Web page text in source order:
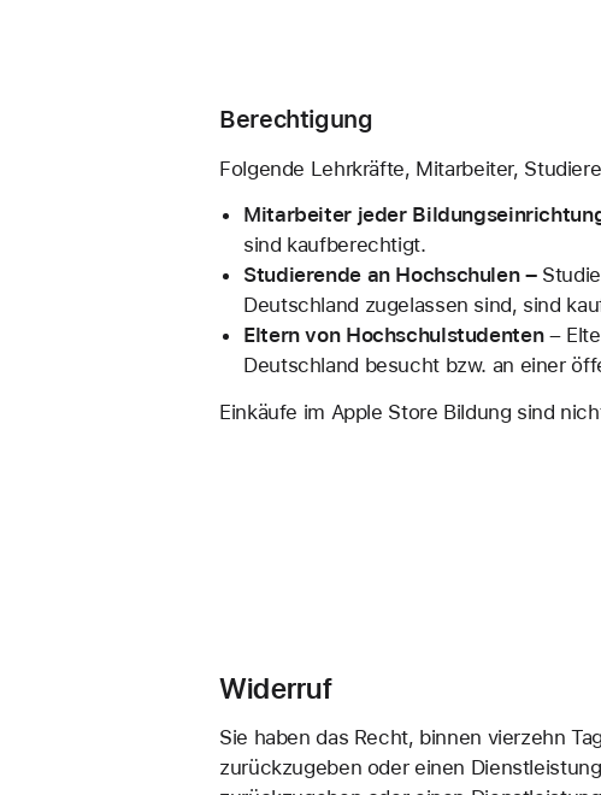
Berechtigung
Folgende Lehrkräfte, Mitarbeiter,
Mitarbeiter jeder
sind kaufberechtigt.
Studierende an Hochschulen –
Deutschland zugelassen sind, sind
Eltern von Hochschulstudenten–
Deutschland besucht bzw. an einer
Einkäufe im Apple Store Bildung sind
Widerruf
Sie haben das Recht, binnen vierzehn
zurückzugeben oder einen